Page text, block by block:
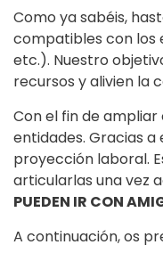
Como ya sabéis,
compatibles con los
etc.). Nuestro
recursos y alivien la
Con el fin de
entidades. Gracias
proyección laboral.
articularlas una vez
PUEDEN IR CON
A continuación, os